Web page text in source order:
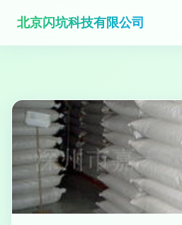
北京闪坑科技有限公司